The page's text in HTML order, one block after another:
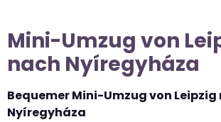
Mini-Umzug von
nach Nyíregyháza
Bequemer Mini-Umzug von Leipzig
Nyíregyháza